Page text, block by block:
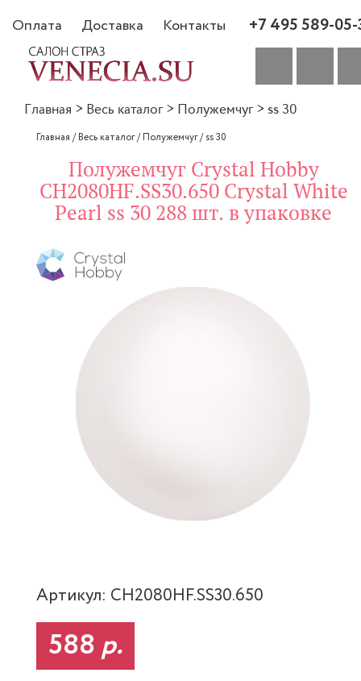
Оплата Доставка Контакты +7 495 589-
Главная > Весь каталог > Полужемчуг > ss 30
Главная /Весь каталог/Полужемчуг/ss 30
Полужемчуг Crystal Hobby
CH2080HF.SS30.650 Crystal White
Pearl ss 30 288 шт. в упаковке
Артикул: CH2080HF.SS30.650
588 р.